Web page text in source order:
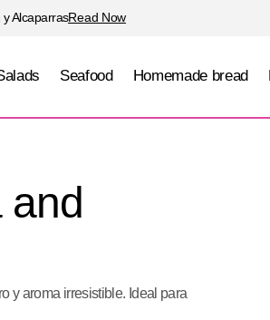
AlcaparrasRead Now
Seafood Homemade bread
and
y aroma irresistible. Ideal para